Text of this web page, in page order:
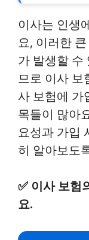
이사는 인생
요, 이러한
가 발생할 수
므로 이사 보
사 보험에 가
목들이 많아
요성과 가입
히 알아보도
✅ 이사 보험
요.